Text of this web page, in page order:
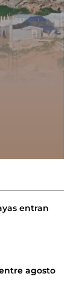
entran
agosto